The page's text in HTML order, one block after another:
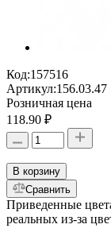
Код:157516
Артикул:156.03.47
Розничная цена
118.90 ₽
В корзину
Сравнить
Приведенные
реальных из-за